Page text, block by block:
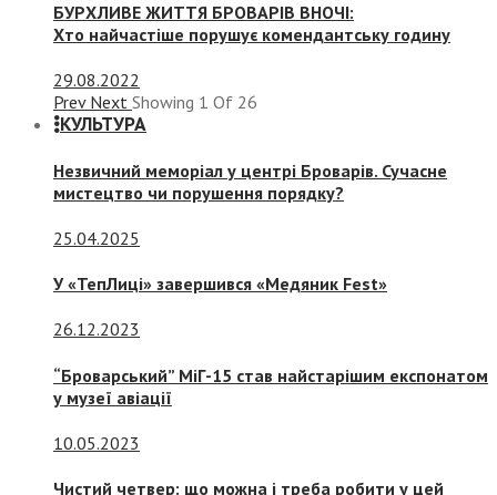
БУРХЛИВЕ ЖИТТЯ БРОВАРІВ ВНОЧІ:
Хто найчастіше порушує комендантську годину
29.08.2022
Prev Next Showing 1 Of 26
КУЛЬТУРА
Незвичний меморіал у центрі Броварів. Сучасне
мистецтво чи порушення порядку?
25.04.2025
У «ТепЛиці» завершився «Медяник Fest»
26.12.2023
“Броварський” МіГ-15 став найстарішим експонатом
у музеї авіації
10.05.2023
Чистий четвер: що можна і треба робити у цей